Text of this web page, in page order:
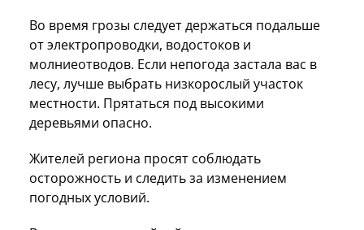
Во время грозы следует держаться подальше
от электропроводки, водостоков и
молниеотводов. Если непогода застала вас в
лесу, лучше выбрать низкорослый участок
местности. Прятаться под высокими
деревьями опасно.
Жителей региона просят соблюдать
осторожность и следить за изменением
погодных условий.